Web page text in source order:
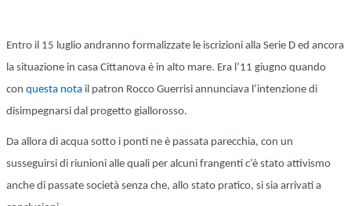
Entro il 15 luglio andranno formalizzate le iscrizioni alla Serie D ed ancora
la situazione in casa Cittanova è in alto mare. Era l’11 giugno quando
con questa nota il patron Rocco Guerrisi annunciava l’intenzione di
disimpegnarsi dal progetto giallorosso.
Da allora di acqua sotto i ponti ne è passata parecchia, con un
susseguirsi di riunioni alle quali per alcuni frangenti c’è stato attivismo
anche di passate società senza che, allo stato pratico, si sia arrivati a